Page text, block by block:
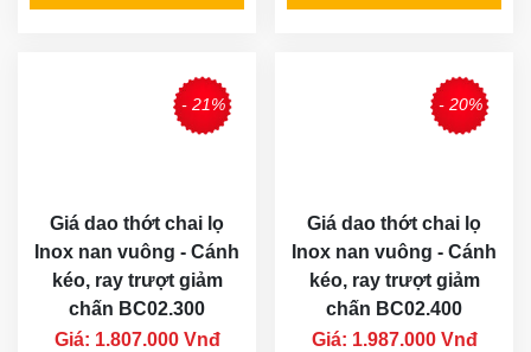
- 21%
Giá dao thớt chai lọ
Inox nan vuông - Cánh
kéo, ray trượt giảm
chấn BC02.300
Giá: 1.807.000 Vnđ
- 20%
Giá dao thớt chai lọ
Inox nan vuông - Cánh
kéo, ray trượt giảm
chấn BC02.400
Giá: 1.987.000 Vnđ